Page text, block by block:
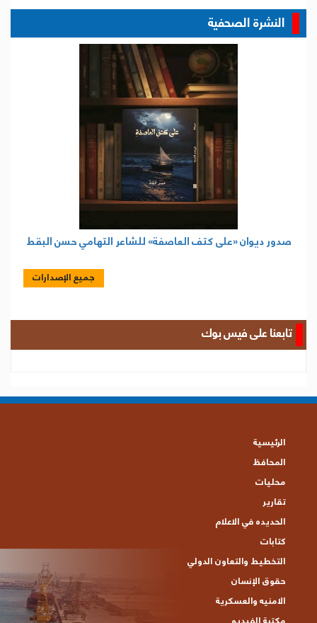
النشرة الصحفية
صدور ديوان «على كتف العاصفة» للشاعر التهامي حسن البقط
جميع الإصدارات
تابعنا على فيس بوك
الرئيسية
المحافظ
محليات
تقارير
الحديده في الاعلام
كتابات
التخطيط والتعاون الدولي
حقوق الإنسان
الامنيه والعسكرية